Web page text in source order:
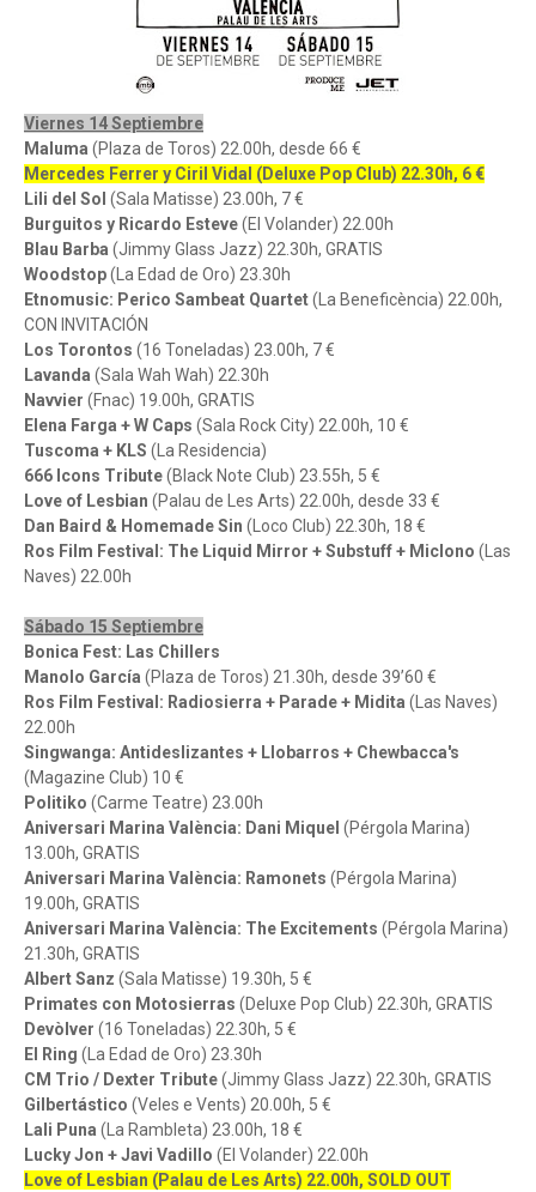
Viernes 14 Septiembre
Maluma (Plaza de Toros) 22.00h, desde 66 €
Mercedes Ferrer y Ciril Vidal (Deluxe Pop Club) 22.30h, 6 €
Lili del Sol (Sala Matisse) 23.00h, 7 €
Burguitos y Ricardo Esteve(El Volander) 22.00h
Blau Barba (Jimmy Glass Jazz) 22.30h, GRATIS
Woodstop(La Edad de Oro) 23.30h
Etnomusic: Perico Sambeat Quartet(La Beneficència) 22.00h,
CON INVITACIÓN
Los Torontos (16 Toneladas) 23.00h, 7 €
Lavanda (Sala Wah Wah) 22.30h
Navvier (Fnac) 19.00h, GRATIS
Elena Farga + W Caps (Sala Rock City) 22.00h, 10 €
Tuscoma + KLS (La Residencia)
666 Icons Tribute(Black Note Club) 23.55h, 5 €
Love of Lesbian (Palau de Les Arts) 22.00h, desde 33 €
Dan Baird & Homemade Sin (Loco Club) 22.30h, 18 €
Ros Film Festival: The Liquid Mirror + Substuff + Miclono (Las
Naves) 22.00h
Sábado 15 Septiembre
Bonica Fest: Las Chillers
Manolo García (Plaza de Toros) 21.30h, desde 39’60 €
Ros Film Festival: Radiosierra + Parade + Midita (Las Naves)
22.00h
Singwanga: Antideslizantes + Llobarros + Chewbacca's
(Magazine Club) 10 €
Politiko (Carme Teatre) 23.00h
Aniversari Marina València: Dani Miquel (Pérgola Marina)
13.00h, GRATIS
Aniversari Marina València: Ramonets (Pérgola Marina)
19.00h, GRATIS
Aniversari Marina València: The Excitements (Pérgola Marina)
21.30h, GRATIS
Albert Sanz (Sala Matisse) 19.30h, 5 €
Primates con Motosierras (Deluxe Pop Club) 22.30h, GRATIS
Devòlver (16 Toneladas) 22.30h, 5 €
El Ring (La Edad de Oro) 23.30h
CM Trio / Dexter Tribute(Jimmy Glass Jazz) 22.30h, GRATIS
Gilbertástico (Veles e Vents) 20.00h, 5 €
Lali Puna (La Rambleta) 23.00h, 18 €
Lucky Jon + Javi Vadillo (El Volander) 22.00h
Love of Lesbian (Palau de Les Arts) 22.00h, SOLD OUT